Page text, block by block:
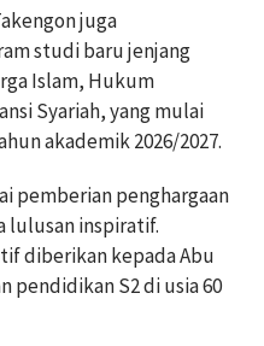
juga
studi baru jenjang
Islam, Hukum
Syariah, yang mulai
akademik 2026/2027.
pemberian penghargaan
lulusan inspiratif.
diberikan kepada Abu
pendidikan S2 di usia 60